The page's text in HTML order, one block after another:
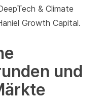
& Climate
Growth Capital.
und